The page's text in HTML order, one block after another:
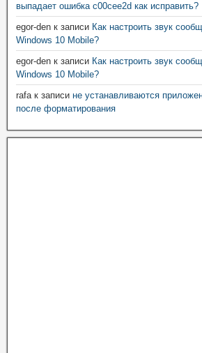
выпадает ошибка c00cee2d как исправить?
egor-den к записи Как настроить звук
Windows 10 Mobile?
egor-den к записи Как настроить звук
Windows 10 Mobile?
rafaк записи не устанавливаются
после форматирования